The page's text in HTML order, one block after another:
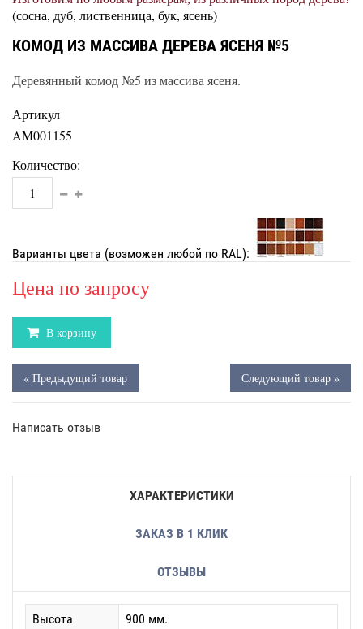
(сосна, дуб, лиственница, бук, ясень)
КОМОД ИЗ МАССИВА ДЕРЕВА ЯСЕНЯ №5
Деревянный комод №5 из массива ясеня.
Артикул
AM001155
Количество:
Варианты цвета (возможен любой по RAL):
Цена по запросу
В корзину
« Предыдущий товар Следующий товар »
Написать отзыв
ХАРАКТЕРИСТИКИ
ЗАКАЗ В 1 КЛИК
ОТЗЫВЫ
Высота
900 мм.